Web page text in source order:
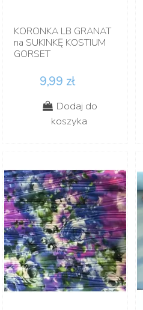
KORONKA LB GRANAT
na SUKINKĘ KOSTIUM
GORSET
9,99 zł
Dodaj do
koszyka